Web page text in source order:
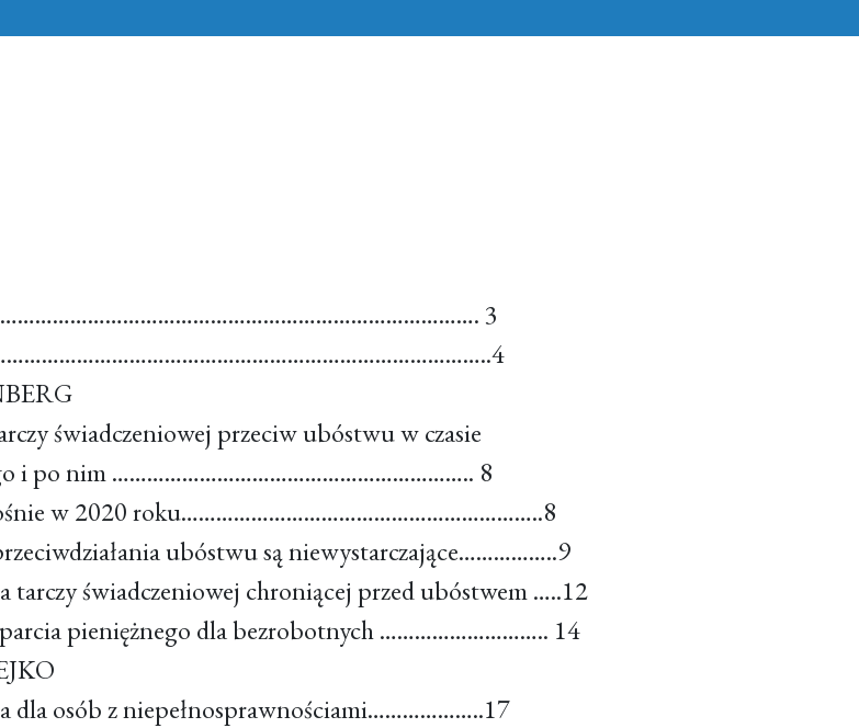
3
……………………………………………………………………………..4
świadczeniowej przeciw ubóstwu w czasie
i po nim …………………………………………………….. 8
w 2020 roku……………………………………………………..8
ubóstwu są niewystarczające……………..9
tarczy świadczeniowej chroniącej przed ubóstwem …..12
pieniężnego dla bezrobotnych ……………………….. 14
dla osób z niepełnosprawnościami………………..17